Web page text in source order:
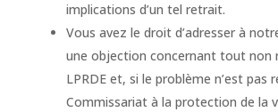
implications d’un tel retrait.
Vous avez le droit d’adresser à
une objection concernant tout non
LPRDE et, si le problème n’est pas
Commissariat à la protection de la